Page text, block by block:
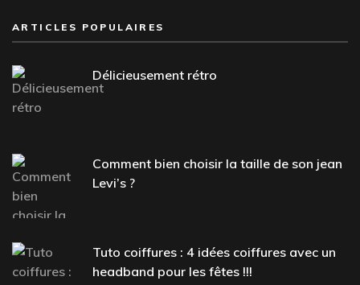
ARTICLES POPULAIRES
Délicieusement rétro
Comment bien choisir la taille de son jean
Levi’s ?
Tuto coiffures : 4 idées coiffures avec un
headband pour les fêtes !!!